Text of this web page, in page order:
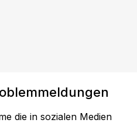
die in sozialen Medien